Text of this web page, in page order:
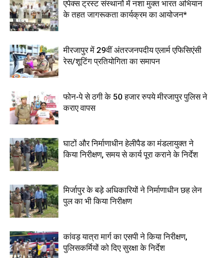
एपेक्स ट्रस्ट संस्थानों में नशा मुक्त भारत अभियान
के तहत जागरूकता कार्यक्रम का आयोजन*
मीरजापुर में 29वीं अंतरजनपदीय एलार्म एफिसिएंसी
रेस/शूटिंग प्रतियोगिता का समापन
फोन-पे से ठगी के 50 हजार रुपये मीरजापुर पुलिस ने
कराए वापस
घाटों और निर्माणाधीन हेलीपैड का मंडलायुक्त ने
किया निरीक्षण, समय से कार्य पूरा कराने के निर्देश
मिर्जापुर के बड़े अधिकारियों ने निर्माणाधीन छह लेन
पुल का भी किया निरीक्षण
कांवड़ यात्रा मार्ग का एसपी ने किया निरीक्षण,
पुलिसकर्मियों को दिए सुरक्षा के निर्देश